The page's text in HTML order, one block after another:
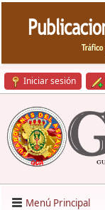
Iniciar sesión
Menú Principal